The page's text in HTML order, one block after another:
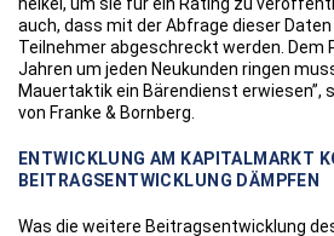
heikel, um sie für ein Rating zu
auch, dass mit der Abfrage dieser
Teilnehmer abgeschreckt werden. Dem
Jahren um jeden Neukunden ringen
Mauertaktik ein Bärendienst erwiesen”,
von Franke & Bornberg.
ENTWICKLUNG AM KAPITALMARKT
BEITRAGSENTWICKLUNG DÄMPFEN
Was die weitere Beitragsentwicklung